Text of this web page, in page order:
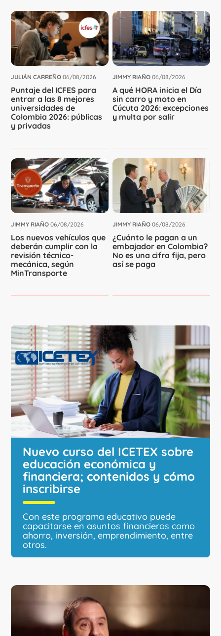
JULIÁN CARREÑO 06/08/2026
Puntaje del ICFES para
entrar a las 8 mejores
universidades de
Colombia 2026: públicas
y privadas
JIMMY RIAÑO 06/08/2026
A qué HORA inicia el Día
sin carro y moto en
Cúcuta 2026: excepciones
y multa por salir
JIMMY RIAÑO 06/08/2026
Los nuevos vehículos que
deberán cumplir con la
revisión técnico-
mecánica, según
MinTransporte
JIMMY RIAÑO 06/08/2026
¿Cuánto le pagan a un
embajador en Colombia?
No es una cifra fija, pero
así se paga
Nuevo curso del ICETEX sobre
educación económica y
financiera; contenidos y cómo
inscribirse
Con este programa educativo puede
capacitarse en asuntos financieros como
ahorro, inversión, emprendimiento, entre
otros.